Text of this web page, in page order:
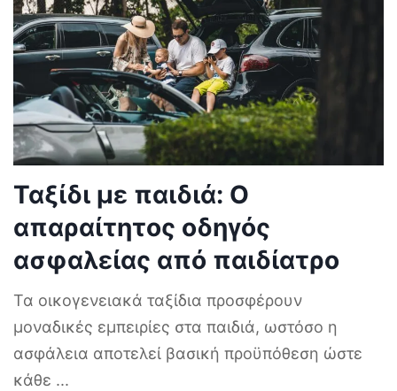
Ταξίδι με παιδιά: Ο
απαραίτητος οδηγός
ασφαλείας από παιδίατρο
Τα οικογενειακά ταξίδια προσφέρουν
μοναδικές εμπειρίες στα παιδιά, ωστόσο η
ασφάλεια αποτελεί βασική προϋπόθεση ώστε
κάθε ...